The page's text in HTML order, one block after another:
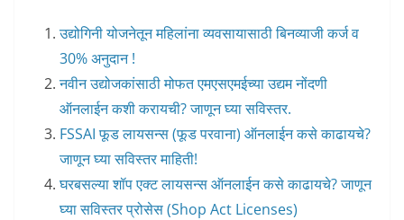
उद्योगिनी योजनेतून महिलांना व्यवसायासाठी बिनव्याजी कर्ज व
30% अनुदान !
नवीन उद्योजकांसाठी मोफत एमएसएमईच्या उद्यम नोंदणी
ऑनलाईन कशी करायची? जाणून घ्या सविस्तर.
FSSAI फूड लायसन्स (फूड परवाना) ऑनलाईन कसे काढायचे?
जाणून घ्या सविस्तर माहिती!
घरबसल्या शॉप एक्ट लायसन्स ऑनलाईन कसे काढायचे? जाणून
घ्या सविस्तर प्रोसेस (Shop Act Licenses)